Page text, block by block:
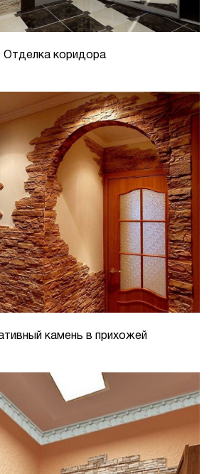
Отделка коридора
камень в прихожей